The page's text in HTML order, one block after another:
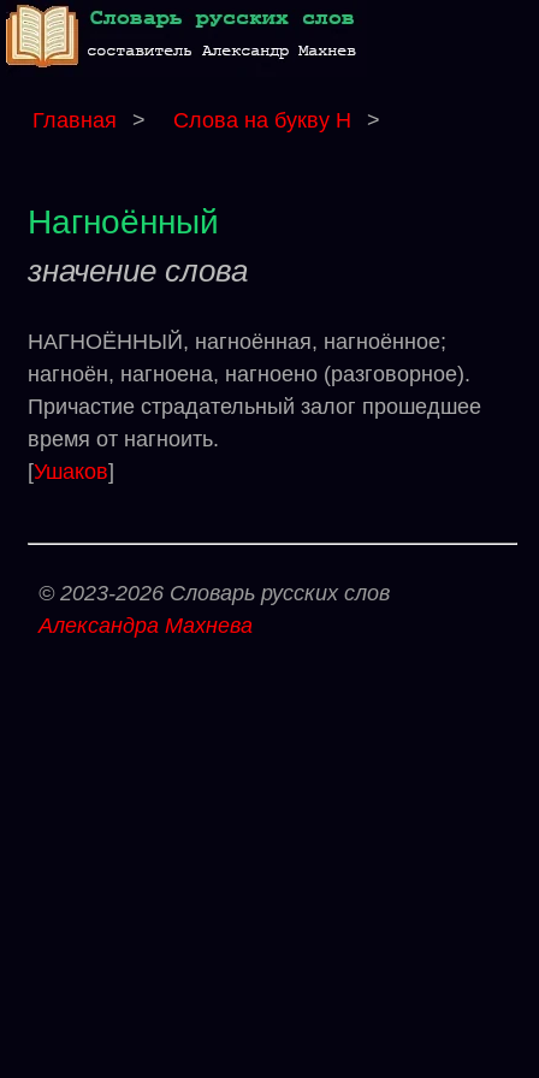
Главная > Слова на букву Н >
Нагноённый
значение слова
НАГНОЁННЫЙ, нагноённая, нагноённое;
нагноён, нагноена, нагноено (разговорное).
Причастие страдательный залог прошедшее
время от нагноить.
[Ушаков]
© 2023-2026 Словарь русских слов
Александра Махнева